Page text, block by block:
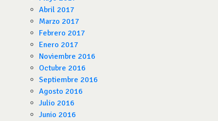
Abril 2017
Marzo 2017
Febrero 2017
Enero 2017
Noviembre 2016
Octubre 2016
Septiembre 2016
Agosto 2016
Julio 2016
Junio 2016